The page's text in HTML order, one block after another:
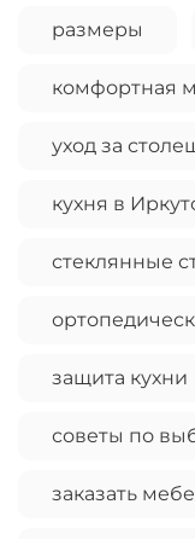
размеры
комфортная
уход за
кухня в
стеклянные
защита кухни
советы по
заказать